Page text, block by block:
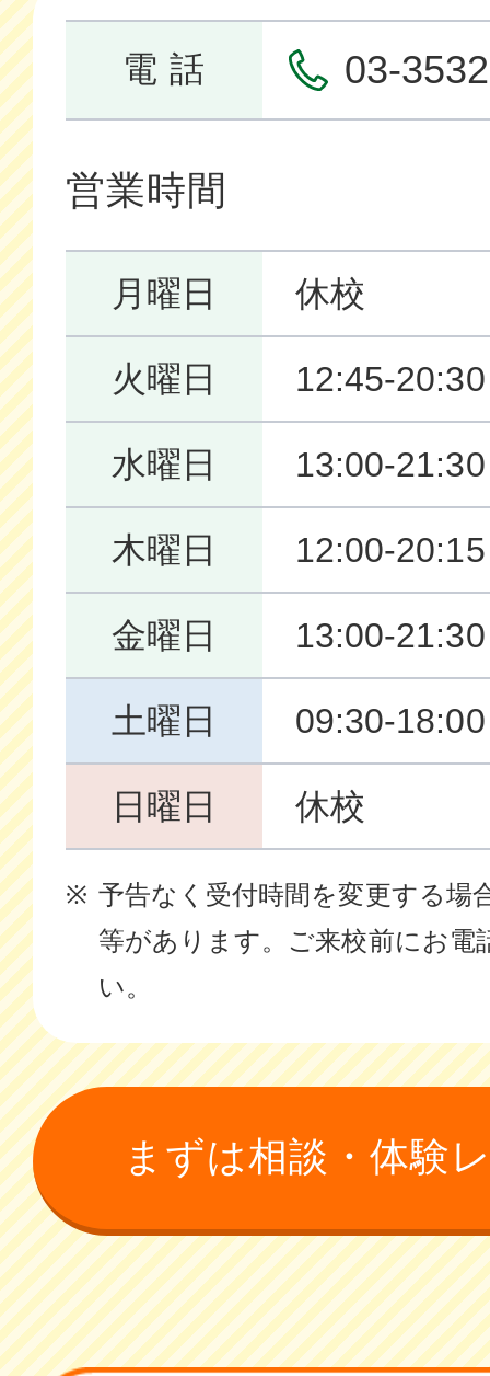
電 話 03-
営業時間
月曜日 休校
火曜日 12:45-20:30
水曜日 13:00-21:30
木曜日 12:00-20:15
金曜日 13:00-21:30
土曜日 09:30-18:00
日曜日 休校
予告なく受付時間を変更する場
等があります。ご来校前にお電
い。
まずは相談・体験